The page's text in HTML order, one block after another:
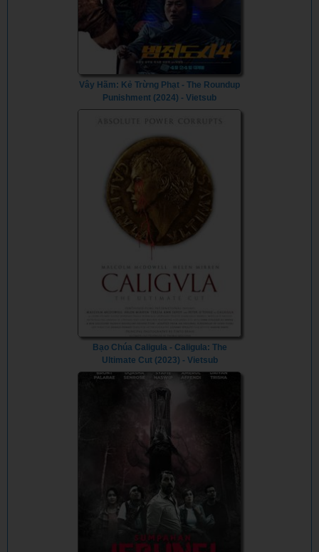
Vây Hãm: Kẻ Trừng Phạt - The Roundup
Punishment (2024) - Vietsub
Bạo Chúa Caligula - Caligula: The
Ultimate Cut (2023) - Vietsub